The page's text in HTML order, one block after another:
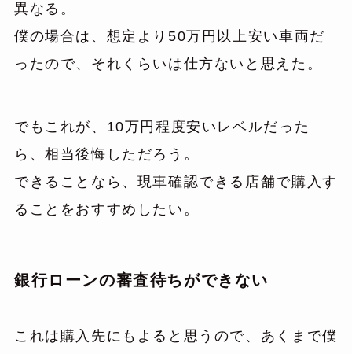
異なる。
僕の場合は、想定より50万円以上安い車両だ
ったので、それくらいは仕方ないと思えた。
でもこれが、10万円程度安いレベルだった
ら、相当後悔しただろう。
できることなら、現車確認できる店舗で購入す
ることをおすすめしたい。
銀行ローンの審査待ちができない
これは購入先にもよると思うので、あくまで僕